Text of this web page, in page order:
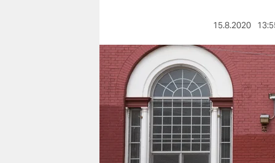
berlin
nord
wahrheit
verlag
15.8.2020